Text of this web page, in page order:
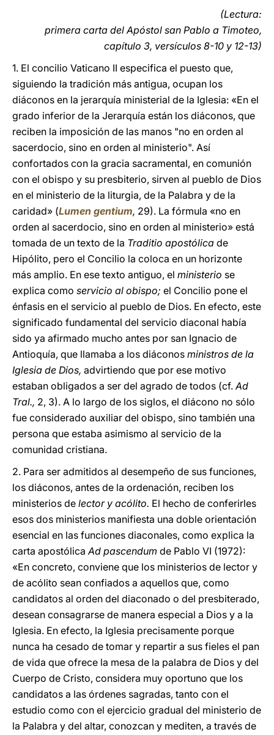
(Lectura:
primera carta del Apóstol san Pablo a Timoteo,
capítulo 3, versículos 8-10 y 12-13)
1. El concilio Vaticano II especifica el puesto que,
siguiendo la tradición más antigua, ocupan los
diáconos en la jerarquía ministerial de la Iglesia: «En el
grado inferior de la Jerarquía están los diáconos, que
reciben la imposición de las manos "no en orden al
sacerdocio, sino en orden al ministerio". Así
confortados con la gracia sacramental, en comunión
con el obispo y su presbiterio, sirven al pueblo de Dios
en el ministerio de la liturgia, de la Palabra y de la
caridad» (Lumen gentium, 29). La fórmula «no en
orden al sacerdocio, sino en orden al ministerio» está
tomada de un texto de la Traditio apostólica de
Hipólito, pero el Concilio la coloca en un horizonte
más amplio. En ese texto antiguo, el ministerio se
explica como servicio al obispo; el Concilio pone el
énfasis en el servicio al pueblo de Dios. En efecto, este
significado fundamental del servicio diaconal había
sido ya afirmado mucho antes por san Ignacio de
Antioquía, que llamaba a los diáconos ministros de la
Iglesia de Dios, advirtiendo que por ese motivo
estaban obligados a ser del agrado de todos (cf.Ad
Tral., 2, 3). A lo largo de los siglos, el diácono no sólo
fue considerado auxiliar del obispo, sino también una
persona que estaba asimismo al servicio de la
comunidad cristiana.
2. Para ser admitidos al desempeño de sus funciones,
los diáconos, antes de la ordenación, reciben los
ministerios de lector y acólito. El hecho de conferirles
esos dos ministerios manifiesta una doble orientación
esencial en las funciones diaconales, como explica la
carta apostólicaAd pascendum de Pablo VI (1972):
«En concreto, conviene que los ministerios de lector y
de acólito sean confiados a aquellos que, como
candidatos al orden del diaconado o del presbiterado,
desean consagrarse de manera especial a Dios y a la
Iglesia. En efecto, la Iglesia precisamente porque
nunca ha cesado de tomar y repartir a sus fieles el pan
de vida que ofrece la mesa de la palabra de Dios y del
Cuerpo de Cristo, considera muy oportuno que los
candidatos a las órdenes sagradas, tanto con el
estudio como con el ejercicio gradual del ministerio de
la Palabra y del altar, conozcan y mediten, a través de